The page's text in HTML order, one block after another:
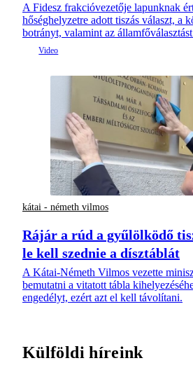
A Fidesz frakcióvezetője lapunknak
hőséghelyzetre adott tiszás választ, a
botrányt, valamint az
kátai - németh vilmos
Rájár a rúd a gyűlölködő
le kell szednie a dísztáblát
A Kátai-Németh Vilmos vezette
bemutatni a vitatott tábla
engedélyt, ezért azt el kell távolítani.
Külföldi híreink